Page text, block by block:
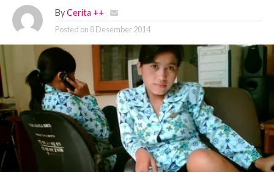
By Cerita ++
Posted on 8 Desember 2014